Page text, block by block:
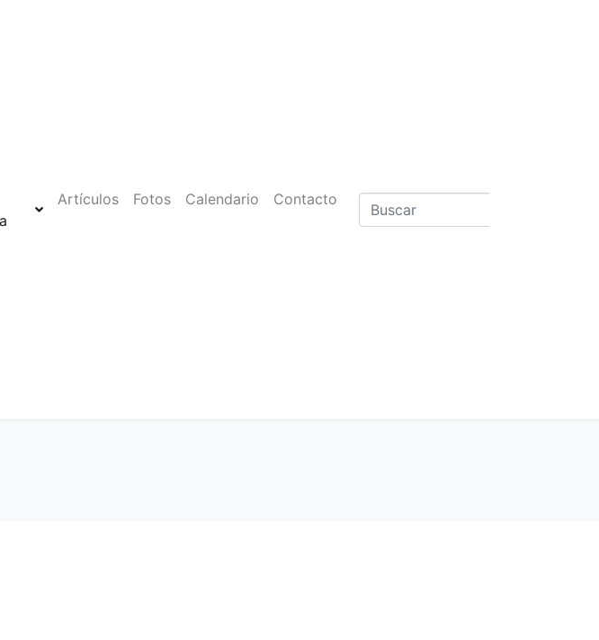
Artículos Fotos Calendario Contacto